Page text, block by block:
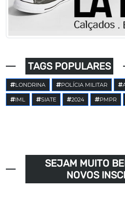
TAGS POPULARES
LONDRINA POLÍCIA MILITAR
IML SIATE 2024 PMPR
SEJAM MUITO
NOVOS